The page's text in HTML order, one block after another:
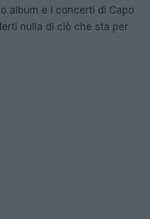
album e i concerti di Capo
nulla di ciò che sta per